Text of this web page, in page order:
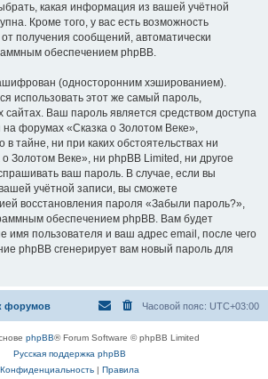
какая информация из вашей учётной
Кроме того, у вас есть возможность
от получения сообщений, автоматически
обеспечением phpBB.
(односторонним хэшированием).
использовать этот же самый пароль,
сайтах. Ваш пароль является средством доступа
на форумах «Сказка о Золотом Веке»,
в тайне, ни при каких обстоятельствах ни
Золотом Веке», ни phpBB Limited, ни другое
ваш пароль. В случае, если вы
учётной записи, вы сможете
восстановления пароля «Забыли пароль?»,
обеспечением phpBB. Вам будет
имя пользователя и ваш адрес email, после чего
phpBB сгенерирует вам новый пароль для
форумов Часовой пояс: UTC+03:00
phpBB® Forum Software © phpBB Limited
Русская поддержка phpBB
Конфиденциальность| Правила